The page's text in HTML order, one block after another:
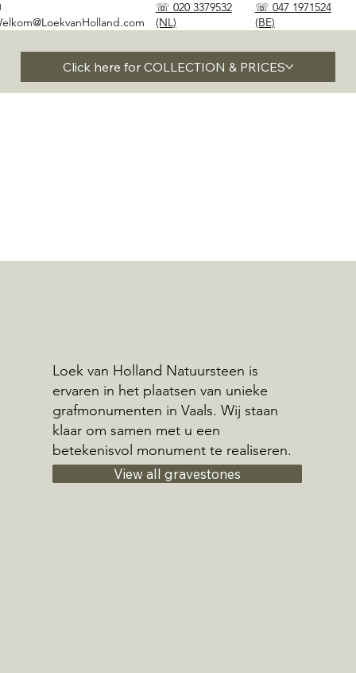
☏ 020 3379532
(NL)
☏ 047 1971524
(BE)
Click here for COLLECTION & PRICES
Loek van Holland Natuursteen is
ervaren in het plaatsen van unieke
grafmonumenten in Vaals. Wij staan
klaar om samen met u een
betekenisvol monument te realiseren.
View all gravestones